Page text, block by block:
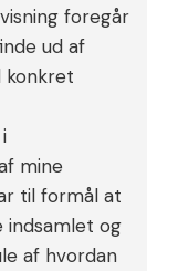
foregår
ud af
konkret
mine
til formål at
indsamlet og
af hvordan